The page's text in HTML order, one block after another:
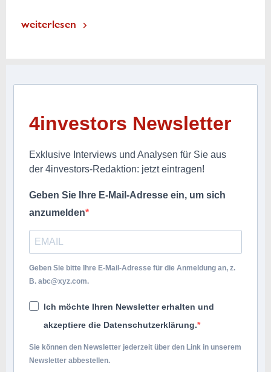
weiterlesen
4investors Newsletter
Exklusive Interviews und Analysen für Sie aus
der 4investors-Redaktion: jetzt eintragen!
Geben Sie Ihre E-Mail-Adresse ein, um sich
anzumelden
Geben Sie bitte Ihre E-Mail-Adresse für die Anmeldung an, z.
B. abc@xyz.com.
Ich möchte Ihren Newsletter erhalten und
akzeptiere die Datenschutzerklärung.
Sie können den Newsletter jederzeit über den Link in unserem
Newsletter abbestellen.